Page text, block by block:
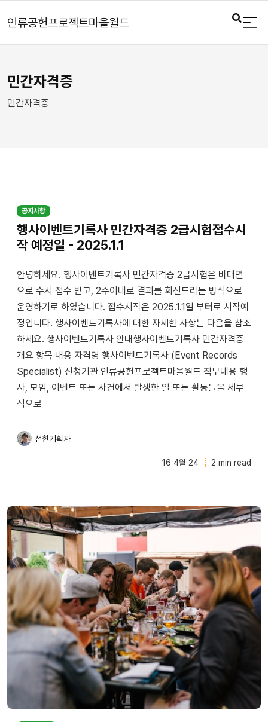
인류공헌프로젝트마을월드
민간자격증
민간자격증
공지사항
행사이벤트기록사 민간자격증 2급시험접수시
작 예정일 - 2025.1.1
안녕하세요. 행사이벤트기록사 민간자격증 2급시험은 비대면
으로 수시 접수 받고, 2주이내로 결과를 회신드리는 방식으로
운영하기로 하였습니다. 접수시작은 2025.1.1일 부터로 시작예
정입니다. 행사이벤트기록사에 대한 자세한 사항는 다음을 참조
하세요. 행사이벤트기록사 안내행사이벤트기록사 민간자격증
개요 항목 내용 자격명 행사이벤트기록사 (Event Records
Specialist) 신청기관 인류공헌프로젝트마을월드 직무내용 행
사, 모임, 이벤트 또는 사건에서 발생한 일 또는 활동들을 세부
적으로
선한기획자
16 4월 24 2 min read